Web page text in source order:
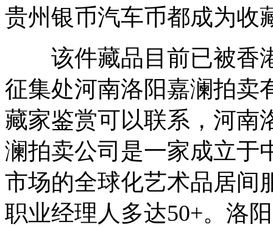
贵州银币汽车币都成为收
该件藏品目前已被香
征集处河南洛阳嘉澜拍卖
藏家鉴赏可以联系，河南
澜拍卖公司是一家成立于
市场的全球化艺术品居间
职业经理人多达50+。洛